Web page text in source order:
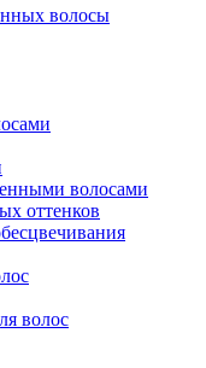
волосы
волосами
оттенков
волос